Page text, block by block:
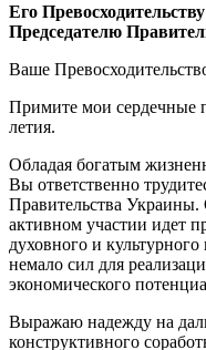
Его
Председателю
Ваше
Примите мои сердечные
летия.
Обладая богатым
Вы ответственно
Правительства
активном участии идет
духовного и
немало сил для
экономического
Выражаю надежду на
конструктивного